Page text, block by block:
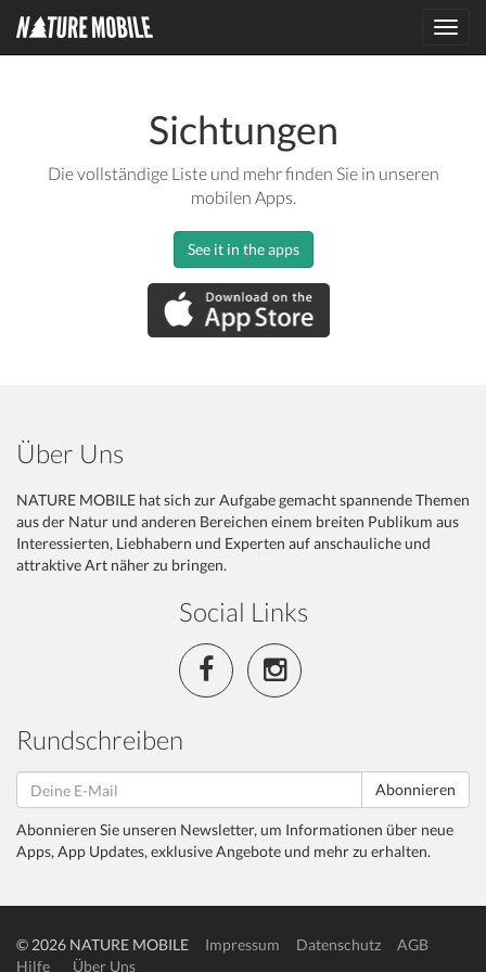
Sichtungen
Die vollständige Liste und mehr finden Sie in unseren
mobilen Apps.
See it in the apps
Über Uns
NATURE MOBILE hat sich zur Aufgabe gemacht spannende Themen
aus der Natur und anderen Bereichen einem breiten Publikum aus
Interessierten, Liebhabern und Experten auf anschauliche und
attraktive Art näher zu bringen.
Social Links
Rundschreiben
Abonnieren
Abonnieren Sie unseren Newsletter, um Informationen über neue
Apps, App Updates, exklusive Angebote und mehr zu erhalten.
© 2026 NATURE MOBILE Impressum Datenschutz
AGB
Hilfe
Über Uns